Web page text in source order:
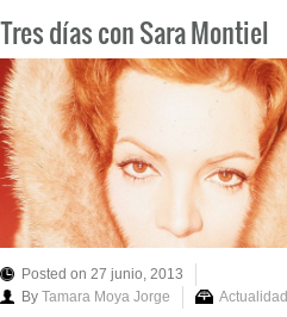
Tres días con Sara Montiel
Posted on 27 junio, 2013
By Tamara Moya Jorge Actualidad